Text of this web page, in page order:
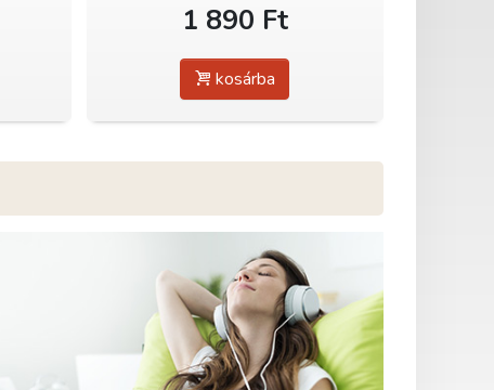
1 890 Ft
kosárba